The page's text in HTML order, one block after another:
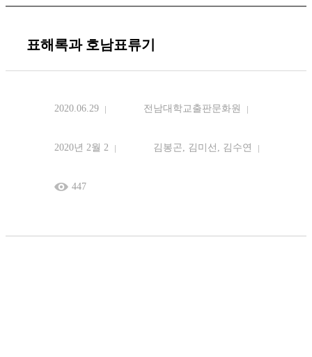
표해록과 호남표류기
2020.06.29 전남대학교출판문화원
2020년 2월 2 김봉곤, 김미선, 김수연
447